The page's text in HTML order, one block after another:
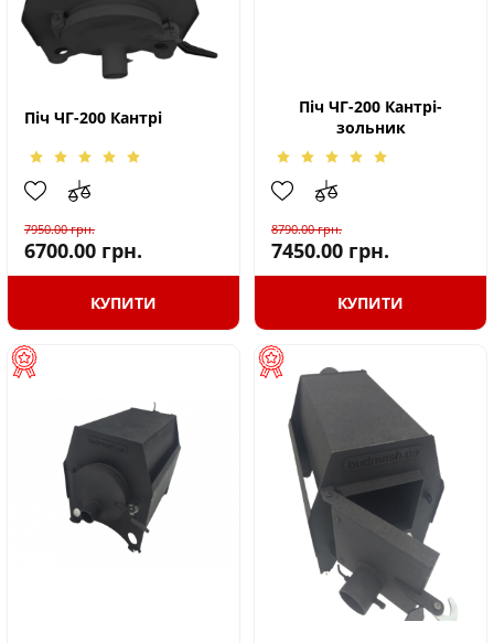
Піч ЧГ-200 Кантрі
7950.00грн.
6700.00 грн.
КУПИТИ
Піч ЧГ-200 Кантрі-
зольник
8790.00грн.
7450.00 грн.
КУПИТИ